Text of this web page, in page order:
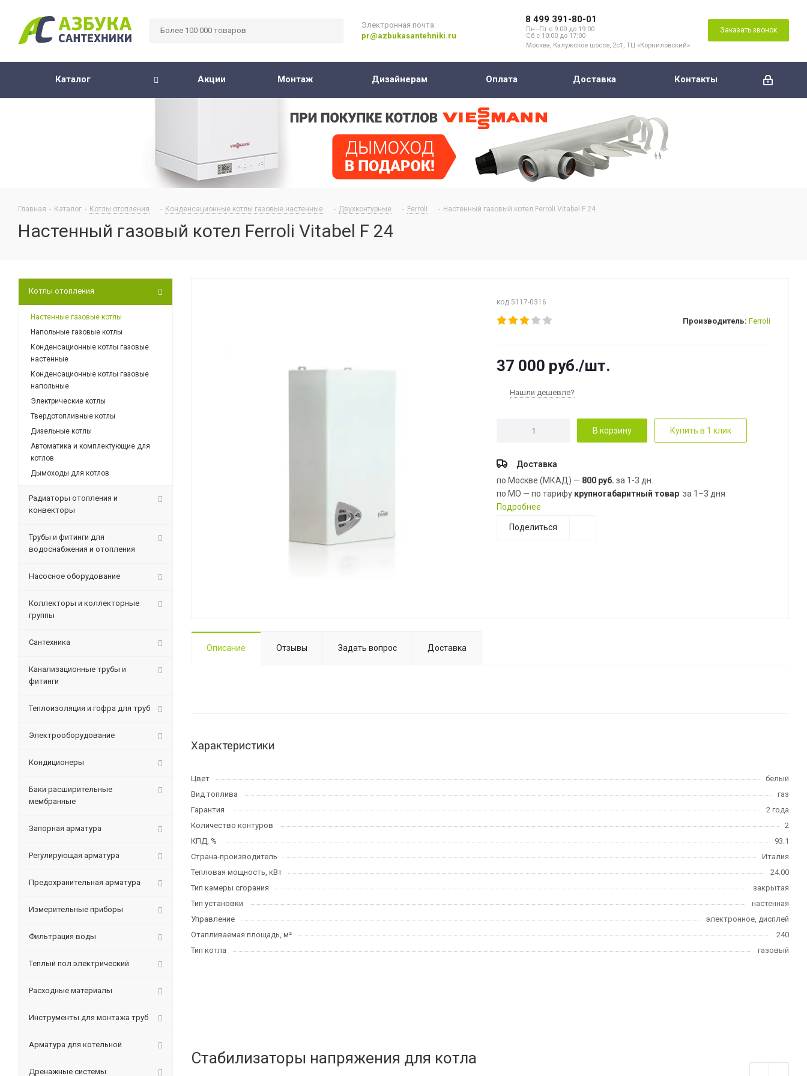
Электронная почта:
pr@azbukasantehniki.ru
8 499 391-80-01
Пн–Пт с 9:00 до 19:00
Сб с 10:00 до 17:00
Москва, Калужское шоссе, 2с1, ТЦ «Корниловский»
Заказать звонок
Каталог Акции Монтаж Дизайнерам Оплата Доставка Контакты
Главная - Каталог - Котлы отопления - Конденсационные котлы газовые настенные - Двухконтурные - Ferroli - Настенный газовый котел Ferroli Vitabel F 24
Настенный газовый котел Ferroli Vitabel F 24
код 5117-0316
Производитель: Ferroli
37 000 руб./шт.
Нашли дешевле?
В корзину Купить в 1 клик
Доставка
по Москве (МКАД) — 800 руб. за 1-3 дн.
по МО — по тарифу крупногабаритный товар за 1–3 дня
Подробнее
Поделиться
Описание Отзывы Задать вопрос Доставка
Характеристики
Цвет
белый
Вид топлива
газ
Гарантия
2 года
Количество контуров
2
КПД, %
93.1
Страна-производитель
Италия
Тепловая мощность, кВт
24.00
Тип камеры сгорания
закрытая
Тип установки
настенная
Управление
электронное, дисплей
Отапливаемая площадь, м²
240
Тип котла
газовый
Стабилизаторы напряжения для котла
Котлы отопления
Настенные газовые котлы
Напольные газовые котлы
Конденсационные котлы газовые
настенные
Конденсационные котлы газовые
напольные
Электрические котлы
Твердотопливные котлы
Дизельные котлы
Автоматика и комплектующие для
котлов
Дымоходы для котлов
Радиаторы отопления и
конвекторы
Трубы и фитинги для
водоснабжения и отопления
Насосное оборудование
Коллекторы и коллекторные
группы
Сантехника
Канализационные трубы и
фитинги
Теплоизоляция и гофра для труб
Электрооборудование
Кондиционеры
Баки расширительные
мембранные
Запорная арматура
Регулирующая арматура
Предохранительная арматура
Измерительные приборы
Фильтрация воды
Теплый пол электрический
Расходные материалы
Инструменты для монтажа труб
Арматура для котельной
Дренажные системы